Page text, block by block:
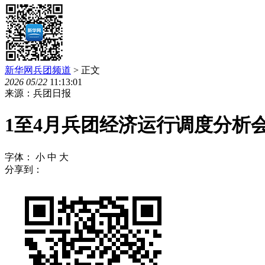
新华网兵团频道 > 正文
2026 05/22 11:13:01
来源：兵团日报
1至4月兵团经济运行调度分析
字体： 小 中 大
分享到：